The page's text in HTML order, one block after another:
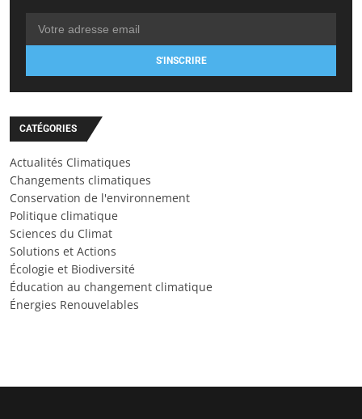
S'INSCRIRE
CATÉGORIES
Actualités Climatiques
Changements climatiques
Conservation de l'environnement
Politique climatique
Sciences du Climat
Solutions et Actions
Écologie et Biodiversité
Éducation au changement climatique
Énergies Renouvelables